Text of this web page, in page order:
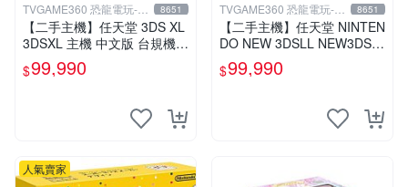
TVGAME360 恐龍電玩-台
中店
8651
【二手主機】任天堂 3DS XL
3DSXL 主機 中文版 台規機
藍色 附充電器 裸裝【台中恐
龍電玩】
$99,990
TVGAME360 恐龍電玩-台
中店
8651
【二手主機】任天堂 NINTEN
DO NEW 3DSLL NEW3DSL
L 主機 魔物獵人 限定機 日規
機 台中恐龍
$99,990
人氣賣家